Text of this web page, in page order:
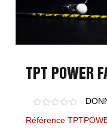
TPT POWER
Référence